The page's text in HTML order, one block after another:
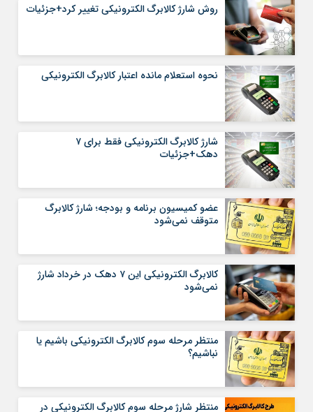
روش شارژ کالابرگ الکترونیکی تغییر کرد+جزئیات
نحوه استعلام مانده اعتبار کالابرگ الکترونیکی
شارژ کالابرگ الکترونیکی فقط برای ۷
دهک+جزئیات
عضو کمیسیون برنامه و بودجه؛ شارژ کالابرگ
متوقف نمی‌شود
کالابرگ الکترونیکی این ۷ دهک در خرداد شارژ
نمی‌شود
منتظر مرحله سوم کالابرگ الکترونیکی باشیم یا
نباشیم؟
منتظر شارژ مرحله سوم کالابرگ الکترونیکی در